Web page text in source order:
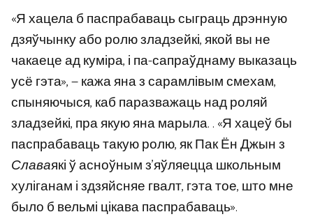
«Я хацела б паспрабаваць сыграць дрэнную
дзяўчынку або ролю зладзейкі, якой вы не
чакаеце ад куміра, і па-сапраўднаму выказаць
усё гэта», — кажа яна з сарамлівым смехам,
спыняючыся, каб паразважаць над роляй
зладзейкі, пра якую яна марыла. . «Я хацеў бы
паспрабаваць такую ​​ролю, як Пак Ён Джын з
Славаякі ў асноўным з’яўляецца школьным
хуліганам і здзяйсняе гвалт, гэта тое, што мне
было б вельмі цікава паспрабаваць».